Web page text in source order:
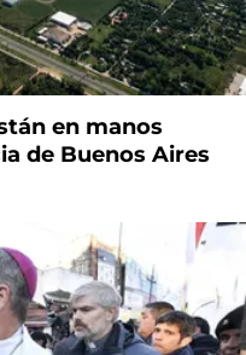
en manos
de Buenos Aires